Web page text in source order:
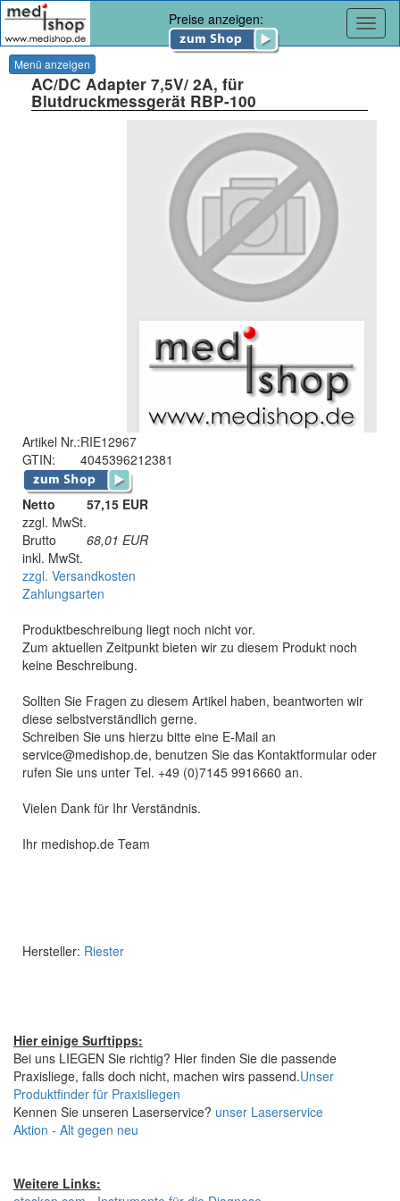
Preise anzeigen:
Menü anzeigen
AC/DC Adapter 7,5V/ 2A, für
Blutdruckmessgerät RBP-100
Artikel Nr.:RIE12967
GTIN:
4045396212381
Netto
57,15 EUR
zzgl. MwSt.
Brutto
68,01 EUR
inkl. MwSt.
zzgl. Versandkosten
Zahlungsarten
Produktbeschreibung liegt noch nicht vor.
Zum aktuellen Zeitpunkt bieten wir zu diesem Produkt noch
keine Beschreibung.
Sollten Sie Fragen zu diesem Artikel haben, beantworten wir
diese selbstverständlich gerne.
Schreiben Sie uns hierzu bitte eine E-Mail an
service@medishop.de, benutzen Sie das Kontaktformular oder
rufen Sie uns unter Tel. +49 (0)7145 9916660 an.
Vielen Dank für Ihr Verständnis.
Ihr medishop.de Team
Hersteller: Riester
Hier einige Surftipps:
Bei uns LIEGEN Sie richtig? Hier finden Sie die passende
Praxisliege, falls doch nicht, machen wirs passend.Unser
Produktfinder für Praxisliegen
Kennen Sie unseren Laserservice? unser Laserservice
Aktion - Alt gegen neu
Weitere Links: